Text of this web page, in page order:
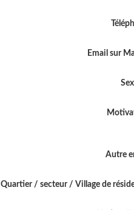
Email sur
Autre
Quartier / secteur / Village de